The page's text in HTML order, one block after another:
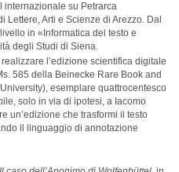
internazionale su Petrarca
Arti e Scienze di Arezzo. Dal
in «Informatica del testo e
degli Studi di Siena.
l’edizione scientifica digitale
585 della Beinecke Rare Book and
esemplare quattrocentesco
solo in via di ipotesi, a Iacomo
un’edizione che trasformi il testo
il linguaggio di annotazione